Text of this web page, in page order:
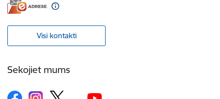
Visi kontakti
Sekojiet mums